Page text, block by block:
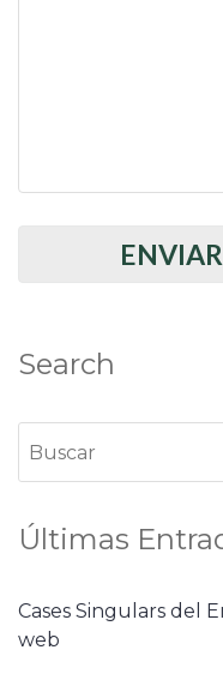
Search
Últimas
Cases Singulars del
web